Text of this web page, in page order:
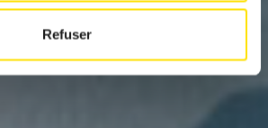
Refuser